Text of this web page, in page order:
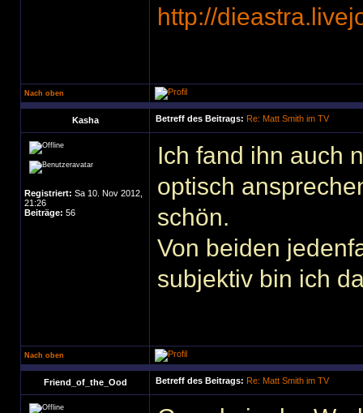
http://
Nach oben
Kasha Betreff des Beitrags: Re: Matt Smith im TV
Registriert: Sa 10. Nov 2012,
21:26
Beiträge: 56
Ich fand ihn auch
optisch
schön.
Von beiden
subjektiv bin ich
Nach oben
Friend_of_the_Ood Betreff des Beitrags: Re: Matt Smith im TV